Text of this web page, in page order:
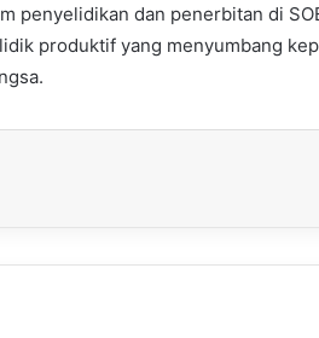
penyelidikan dan penerbitan di
produktif yang menyumbang